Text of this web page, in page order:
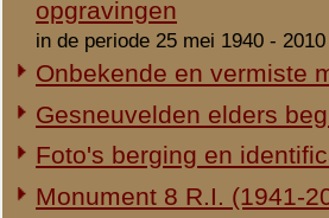
In het nieuws...
Monument ter nagedachtenis aan
Landstorm
Restauratie 8 R.I.-monument
Opening tentoonstelling 'Daar
spraken wij nooit over...'
Eigen redactie, 23 november 2005